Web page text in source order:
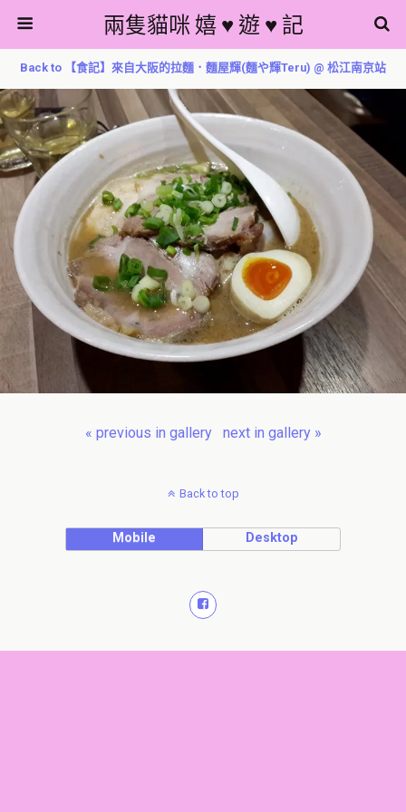
兩隻貓咪 嬉 ♥ 遊 ♥ 記
Back to 【食記】來自大阪的拉麵．麵屋輝(麵や輝Teru) @ 松江南京站
« previous in gallery next in gallery »
Back to top
Mobile Desktop